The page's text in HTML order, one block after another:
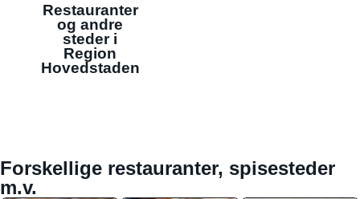
Restauranter
og andre
steder i
Region
Hovedstaden
Forskellige restauranter, spisesteder
m.v.